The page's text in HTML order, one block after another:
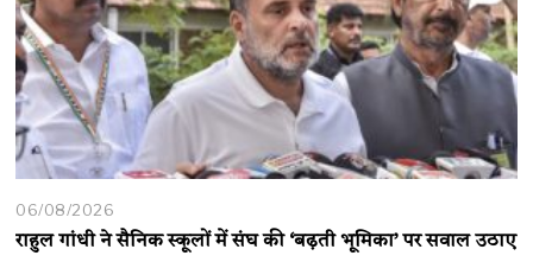
06/08/2026
राहुल गांधी ने सैनिक स्कूलों में संघ की ‘बढ़ती भूमिका’ पर सवाल उठाए